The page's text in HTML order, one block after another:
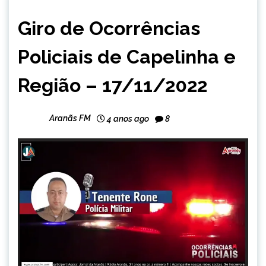
NOTÍCIAS
Giro de Ocorrências
Policiais de Capelinha e
Região – 17/11/2022
Aranãs FM 4 anos ago 8